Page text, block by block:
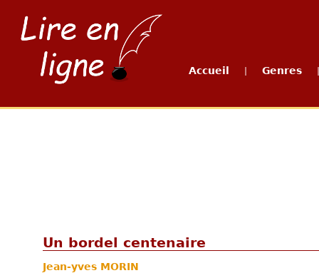
Accueil Genres
Un bordel centenaire
Jean-yves MORIN